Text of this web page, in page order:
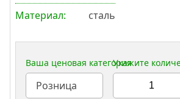
Материал:
сталь
Ваша ценовая категория
Розница
Укажите